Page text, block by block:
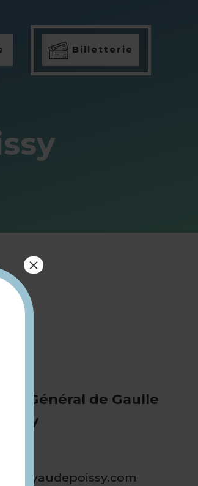
Billetterie
du Général de Gaulle
59
×